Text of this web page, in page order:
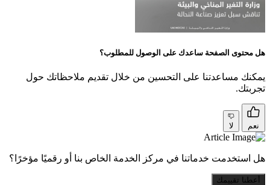
هل محتوى الصفحة ساعدك على الوصول للمطلوب؟
يمكنك مساعدتنا على التحسين من خلال تقديم ملاحظاتك حول
تجربتك.
نعم لا
هل استخدمت خدماتنا في مركز الخدمة الخاص بنا أو رقميًا مؤخرًا؟
أعطنا تقييمك